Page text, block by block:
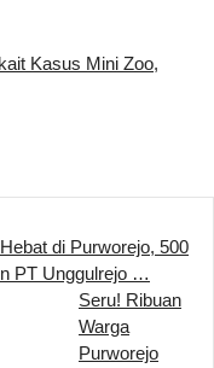
Kasus Mini Zoo,
di Purworejo, 500
PT Unggulrejo …
Seru! Ribuan
Warga
Purworejo